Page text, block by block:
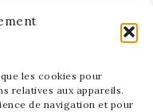
les cookies pour
relatives aux appareils.
de navigation et pour
je fusionne ma